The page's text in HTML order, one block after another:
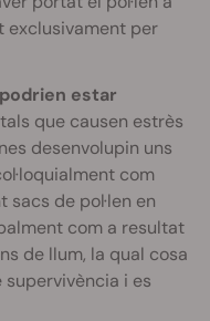
exclusivament per
estar
que causen estrès
desenvolupin uns
com
sacs de pol·len en
com a resultat
de llum, la qual cosa
i es